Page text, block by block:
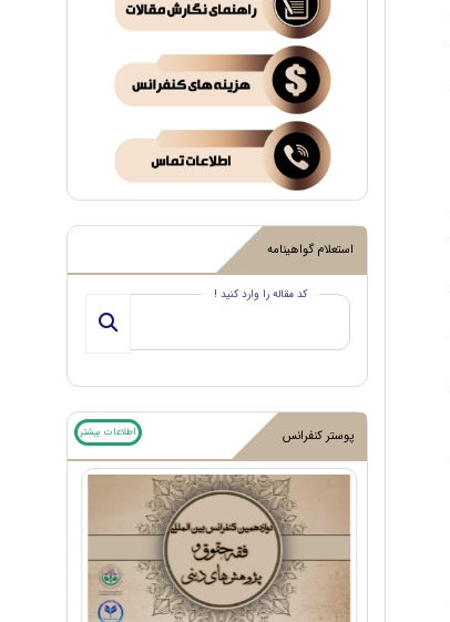
استعلام گواهینامه
کد مقاله را وارد کنید !
پوستر کنفرانس اطلاعات بیشتر